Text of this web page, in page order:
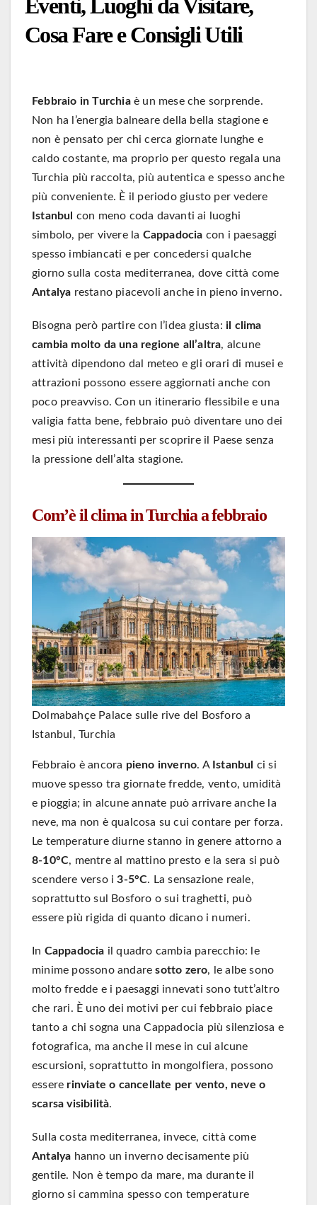
Eventi, Luoghi da Visitare,
Cosa Fare e Consigli Utili
Febbraio in Turchiaè un mese che sorprende.
Non ha l’energia balneare della bella stagione e
non è pensato per chi cerca giornate lunghe e
caldo costante, ma proprio per questo regala una
Turchia più raccolta, più autentica e spesso anche
più conveniente. È il periodo giusto per vedere
Istanbul con meno coda davanti ai luoghi
simbolo, per vivere la Cappadocia con i paesaggi
spesso imbiancati e per concedersi qualche
giorno sulla costa mediterranea, dove città come
Antalya restano piacevoli anche in pieno inverno.
Bisogna però partire con l’idea giusta: il clima
cambia molto da una regione all’altra, alcune
attività dipendono dal meteo e gli orari di musei e
attrazioni possono essere aggiornati anche con
poco preavviso. Con un itinerario flessibile e una
valigia fatta bene, febbraio può diventare uno dei
mesi più interessanti per scoprire il Paese senza
la pressione dell’alta stagione.
Com’è il clima in Turchia a febbraio
Dolmabahçe Palace sulle rive del Bosforo a
Istanbul, Turchia
Febbraio è ancora pieno inverno. A Istanbul
ci si
muove spesso tra giornate fredde, vento, umidità
e pioggia; in alcune annate può arrivare anche la
neve, ma non è qualcosa su cui contare per forza.
Le temperature diurne stanno in genere attorno a
8-10°C, mentre al mattino presto e la sera si può
scendere verso i3-5°C. La sensazione reale,
soprattutto sul Bosforo o sui traghetti, può
essere più rigida di quanto dicano i numeri.
In Cappadocia il quadro cambia parecchio: le
minime possono andaresotto zero, le albe sono
molto fredde e i paesaggi innevati sono tutt’altro
che rari. È uno dei motivi per cui febbraio piace
tanto a chi sogna una Cappadocia più silenziosa e
fotografica, ma anche il mese in cui alcune
escursioni, soprattutto in mongolfiera, possono
essere rinviate o cancellate per vento, neve o
scarsa visibilità.
Sulla costa mediterranea, invece, città come
Antalya hanno un inverno decisamente più
gentile. Non è tempo da mare, ma durante il
giorno si cammina spesso con temperature